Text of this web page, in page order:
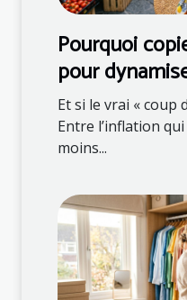
Pourquoi
pour
et son
Et si le vrai « coup
Entre l’inflation
moins...